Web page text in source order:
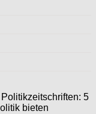
5
bieten